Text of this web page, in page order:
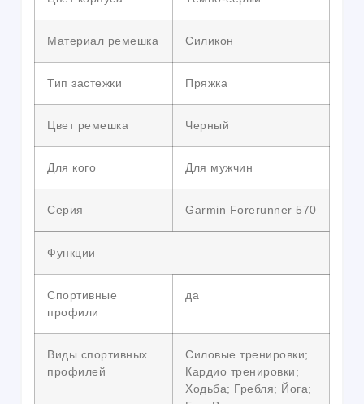
Материал ремешка Силикон
Тип застежки Пряжка
Цвет ремешка Черный
Для кого Для мужчин
Серия Garmin Forerunner 570
Функции
Спортивные
профили
да
Виды спортивных
профилей
Силовые тренировки;
Кардио тренировки;
Ходьба; Гребля; Йога;